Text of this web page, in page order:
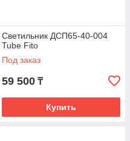
Светильник ДСП65-40-004
Tube Fito
Под заказ
59 500 ₸
Купить